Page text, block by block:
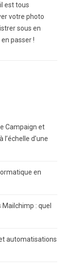
est tous
votre photo
sous en
passer !
Campaign et
d’une
en
: quel
automatisations